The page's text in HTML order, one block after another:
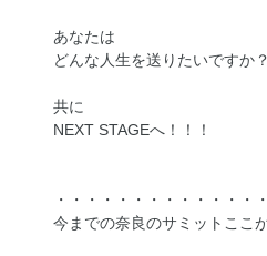
あなたは
どんな人生を送りたいですか？
共に
NEXT STAGEへ！！！
・・・・・・・・・・・・・
今までの奈良のサミットここ